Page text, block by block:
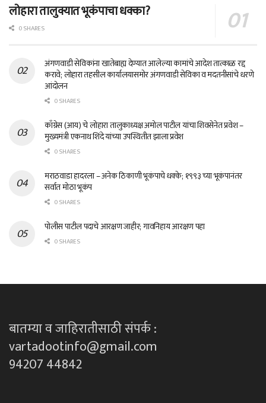
लोहारा तालुक्यात भूकंपाचा धक्का?
0 SHARES
अंगणवाडी सेविकांना खातेबाह्य देण्यात आलेल्या कामांचे आदेश तात्काळ रद्द
करावे; लोहारा तहसील कार्यालयासमोर अंगणवाडी सेविका व मदतनीसांचे धरणे
आंदोलन
0 SHARES
काँग्रेस (आय) चे लोहारा तालुकाध्यक्ष अमोल पाटील यांचा शिवसेनेत प्रवेश –
मुख्यमंत्री एकनाथ शिंदे यांच्या उपस्थितीत झाला प्रवेश
0 SHARES
मराठवाडा हादरला – अनेक ठिकाणी भूकंपाचे धक्के; १९९३ च्या भूकंपानंतर
सर्वात मोठा भूकंप
0 SHARES
पोलीस पाटील पदाचे आरक्षण जाहीर; गावनिहाय आरक्षण पहा
0 SHARES
बातम्या व जाहिरातीसाठी संपर्क :
vartadootinfo@gmail.com
94207 44842